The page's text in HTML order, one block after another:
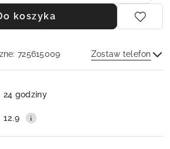
koszyka
725615009 Zostaw telefon
24 godziny
12.9